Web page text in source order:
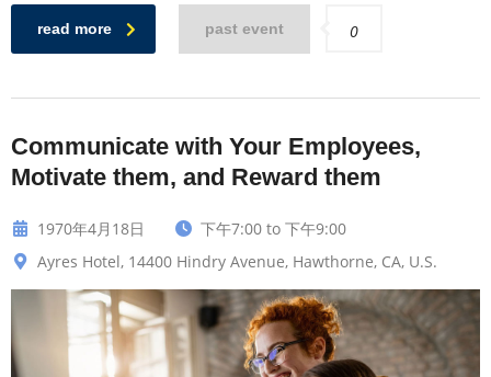
read more past event 0
Communicate with Your Employees,
Motivate them, and Reward them
1970年4月18日
下午7:00 to 下午9:00
Ayres Hotel, 14400 Hindry Avenue, Hawthorne, CA, U.S.